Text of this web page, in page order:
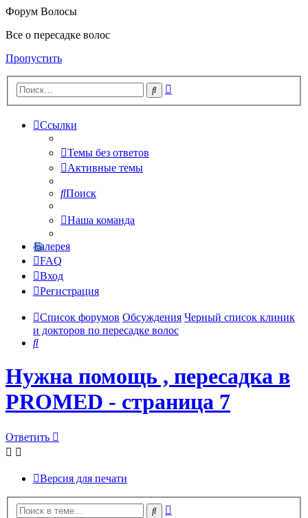
Форум Волосы
Все о пересадке волос
Пропустить
Поиск
Ссылки
Темы без ответов
Активные темы
Поиск
Наша команда
Галерея
FAQ
Вход
Регистрация
Список форумов Обсуждения Черный список клиник
и докторов по пересадке волос
Поиск
Нужна помощь , пересадка в
PROMED - страница 7
Ответить
Версия для печати
Поиск